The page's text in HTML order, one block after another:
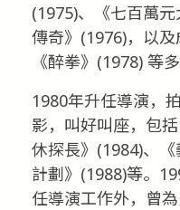
(1975)、《七百萬
傳奇》(1976)，以
《醉拳》(1978) 等
1980年升任導演，
影，叫好叫座，包
休探長》(1984)、
計劃》(1988)等。
任導演工作外，曾